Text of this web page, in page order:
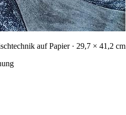
auf Papier · 29,7 × 41,2 cm